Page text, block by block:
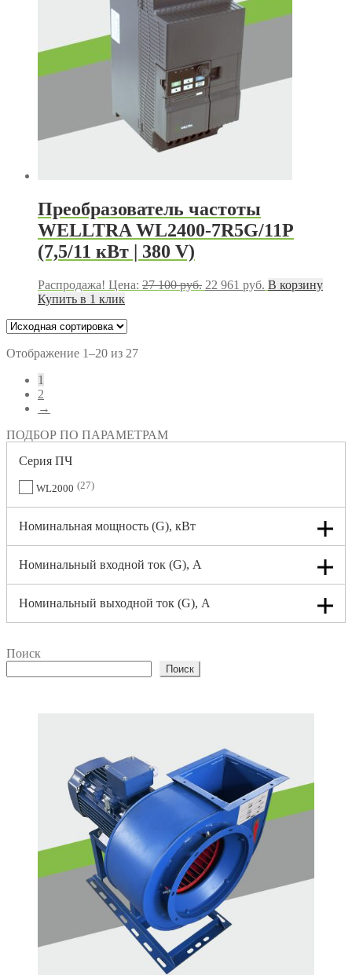
Преобразователь частоты
WELLTRA WL2400-7R5G/11P
(7,5/11 кВт | 380 V)
Распродажа! Цена: 27 100руб. Первоначальная
22 961 руб. Текущая
В корзину
Купить в 1 клик
Отображение 1–20 из 27
1
2
→
ПОДБОР ПО ПАРАМЕТРАМ
Серия ПЧ
WL2000 27
Номинальная мощность (G), кВт
Номинальный входной ток (G), A
Номинальный выходной ток (G), A
Поиск
Поиск